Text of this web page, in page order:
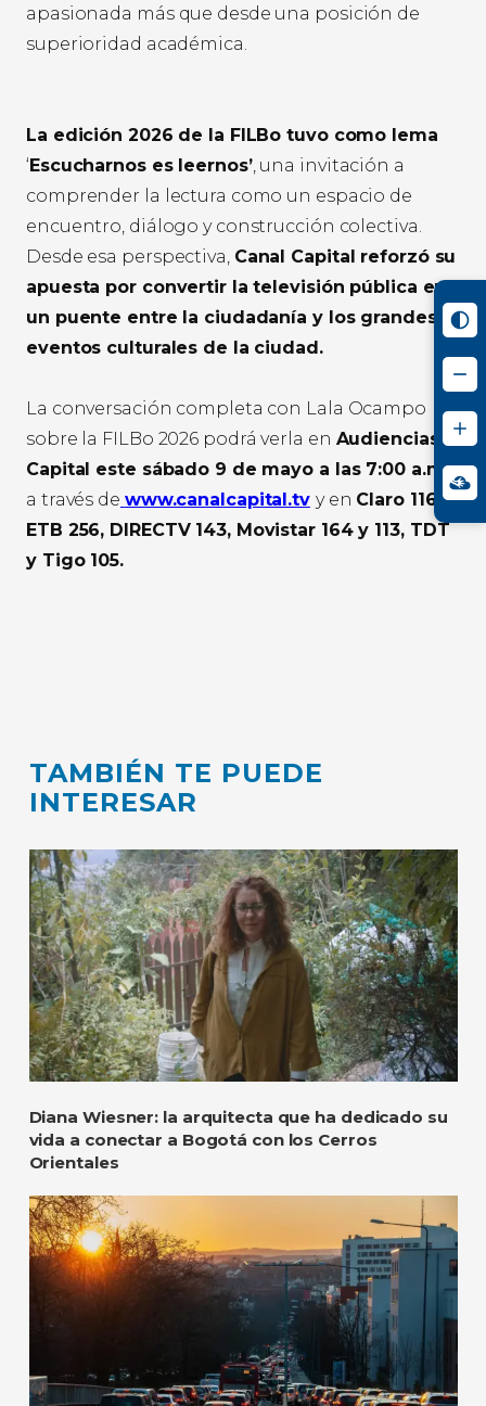
apasionada más que desde una posición de
superioridad académica.
La edición 2026 de la FILBo tuvo como lema
‘Escucharnos es leernos’, una invitación a
comprender la lectura como un espacio de
encuentro, diálogo y construcción colectiva.
Desde esa perspectiva, Canal Capital reforzó su
apuesta por convertir la televisión pública en
un puente entre la ciudadanía y los grandes
eventos culturales de la ciudad.
La conversación completa con Lala Ocampo
sobre la FILBo 2026 podrá verla en Audiencias
Capital este sábado 9 de mayo a las 7:00 a.m.
a través de www.canalcapital.tv y en Claro 116,
ETB 256, DIRECTV 143, Movistar 164 y 113, TDT
y Tigo 105.
TAMBIÉN TE PUEDE
INTERESAR
Diana Wiesner: la arquitecta que ha dedicado su
vida a conectar a Bogotá con los Cerros
Orientales